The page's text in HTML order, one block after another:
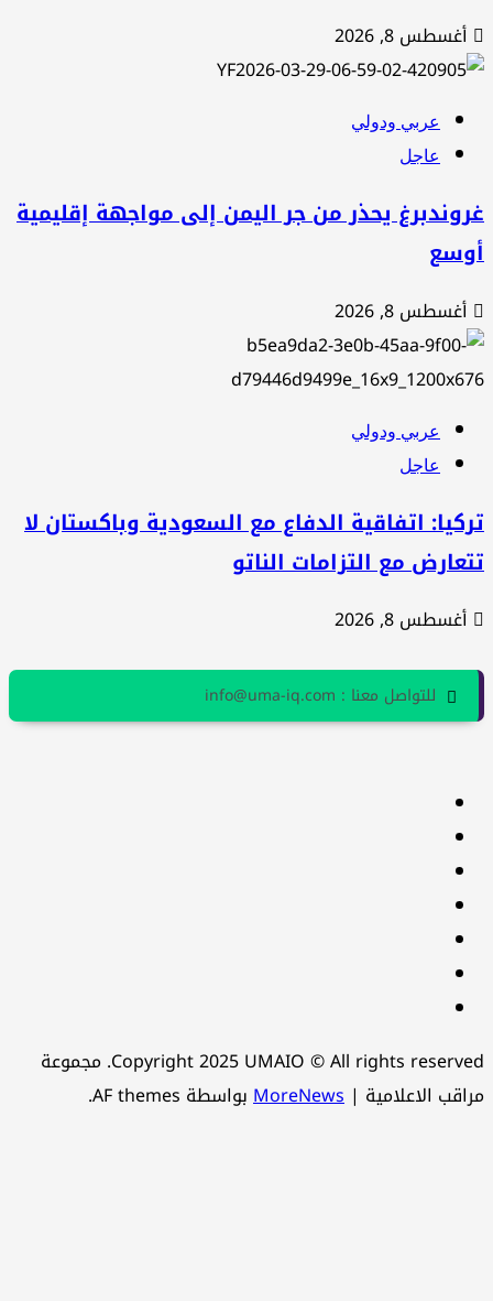
أغسطس 8, 2026
عربي ودولي
عاجل
يحذر من جر اليمن إلى مواجهة إقليمية
أغسطس 8, 2026
عربي ودولي
عاجل
اتفاقية الدفاع مع السعودية وباكستان لا
مع التزامات الناتو
أغسطس 8, 2026
للتواصل معنا : info@uma-iq.com
facebook
Twitter
youtube
Linkedin
instagram
snapchat
Telegram
Copyright 2025 UMAIO © All rights reserved. مجموعة
الاعلامية|
MoreNewsبواسطة AF themes.